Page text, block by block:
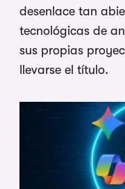
desenlace tan
tecnológicas de
sus propias
llevarse el título.